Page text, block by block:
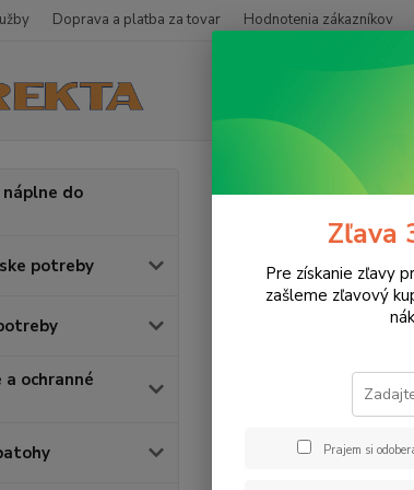
Doprava a platba za tovar Hodnotenia zákazníkov
do
potreby
a ochranné
Tonery a náplne do
DeskJetZľava
Pre získanie zľavy
zašleme zľavový
Prajem si